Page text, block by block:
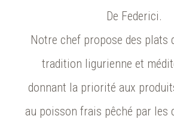
De Federici.
Notre chef propose des plats
tradition ligurienne et
donnant la priorité aux
au poisson frais pêché par les